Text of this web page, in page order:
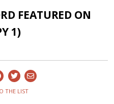
FEATURED ON
1)
THE LIST